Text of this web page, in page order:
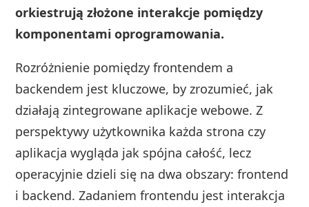
orkiestrują złożone interakcje pomiędzy
komponentami oprogramowania.
Rozróżnienie pomiędzy frontendem a
backendem jest kluczowe, by zrozumieć, jak
działają zintegrowane aplikacje webowe. Z
perspektywy użytkownika każda strona czy
aplikacja wygląda jak spójna całość, lecz
operacyjnie dzieli się na dwa obszary: frontend
i backend. Zadaniem frontendu jest interakcja